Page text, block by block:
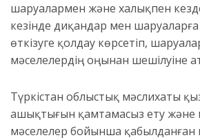
шаруалармен және халықпен
кезінде диқандар мен
өткізуге қолдау көрсетіп,
мәселелердің оңынан шешілуіне
Түркістан облыстық мәслихаты
ашықтығын қамтамасыз ету
мәселелер бойынша